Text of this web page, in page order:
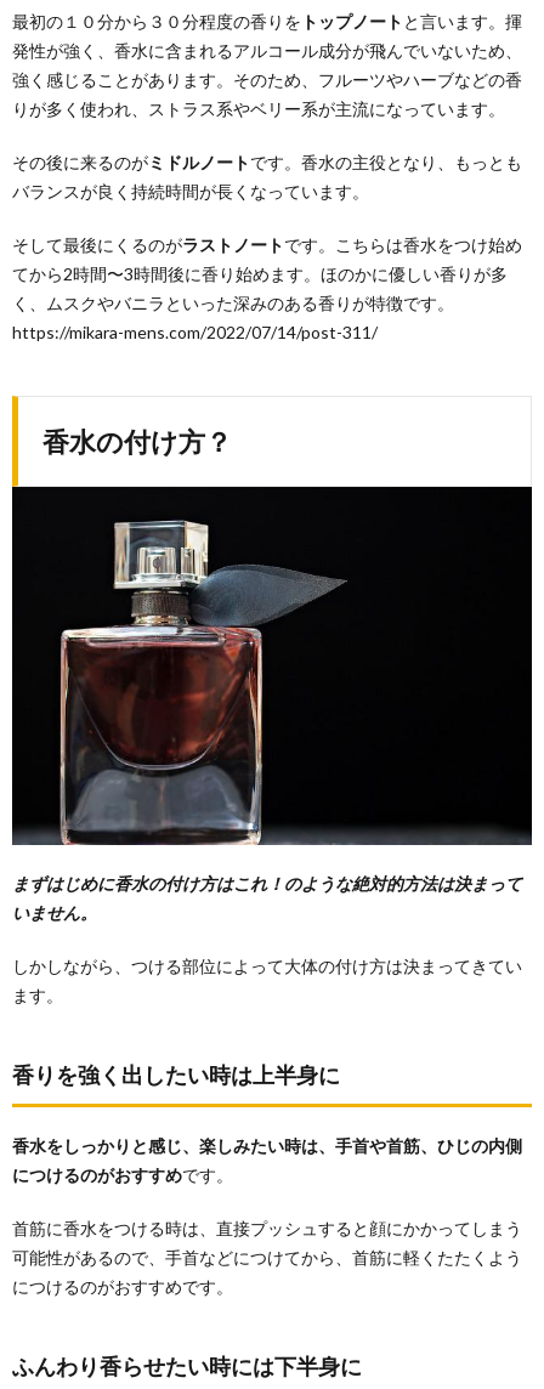
最初の１０分から３０分程度の香りを トップノート と言います。揮
発性が強く、香水に含まれるアルコール成分が飛んでいないため、
強く感じることがあります。そのため、フルーツやハーブなどの香
りが多く使われ、ストラス系やベリー系が主流になっています。
その後に来るのがミドルノートです。香水の主役となり、もっとも
バランスが良く持続時間が長くなっています。
そして最後にくるのがラストノートです。こちらは香水をつけ始め
てから2時間〜3時間後に香り始めます。ほのかに優しい香りが多
く、ムスクやバニラといった深みのある香りが特徴です。
https://mikara-mens.com/2022/07/14/post-311/
香水の付け方？
まずはじめに香水の付け方はこれ！のような絶対的方法は決まって
いません。
しかしながら、つける部位によって大体の付け方は決まってきてい
ます。
香りを強く出したい時は上半身に
香水をしっかりと感じ、楽しみたい時は、手首や首筋、ひじの内側
につけるのがおすすめです。
首筋に香水をつける時は、直接プッシュすると顔にかかってしまう
可能性があるので、手首などにつけてから、首筋に軽くたたくよう
につけるのがおすすめです。
ふんわり香らせたい時には下半身に